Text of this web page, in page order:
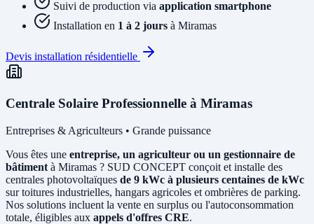
Suivi de production via application smartphone
Installation en 1 à 2 jours à Miramas
Devis installation résidentielle
Centrale Solaire Professionnelle à Miramas
Entreprises & Agriculteurs • Grande puissance
Vous êtes une entreprise, un agriculteur ou un gestionnaire de
bâtiment à Miramas ? SUD CONCEPT conçoit et installe des
centrales photovoltaïques de 9 kWc à plusieurs centaines de kWc
sur toitures industrielles, hangars agricoles et ombrières de parking.
Nos solutions incluent la vente en surplus ou l'autoconsommation
totale, éligibles aux appels d'offres CRE.